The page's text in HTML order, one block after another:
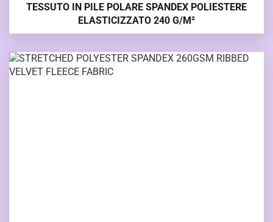
TESSUTO IN PILE POLARE SPANDEX POLIESTERE
ELASTICIZZATO 240 G/M²